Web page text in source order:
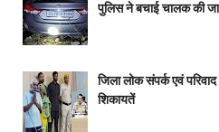
पुलिस ने बचाई चालक की
जिला लोक संपर्क एवं
शिकायतें